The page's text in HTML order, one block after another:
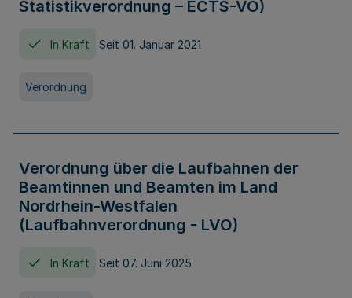
Statistikverordnung – ECTS-VO)
In Kraft Seit 01. Januar 2021
Verordnung
Verordnung über die Laufbahnen der
Beamtinnen und Beamten im Land
Nordrhein-Westfalen
(Laufbahnverordnung - LVO)
In Kraft Seit 07. Juni 2025